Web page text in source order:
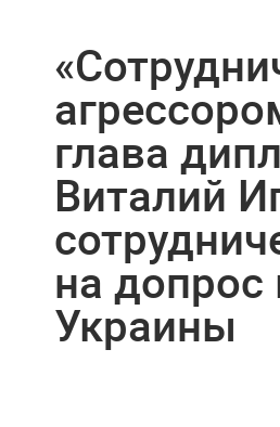
глава
Виталий
на допрос
Украины